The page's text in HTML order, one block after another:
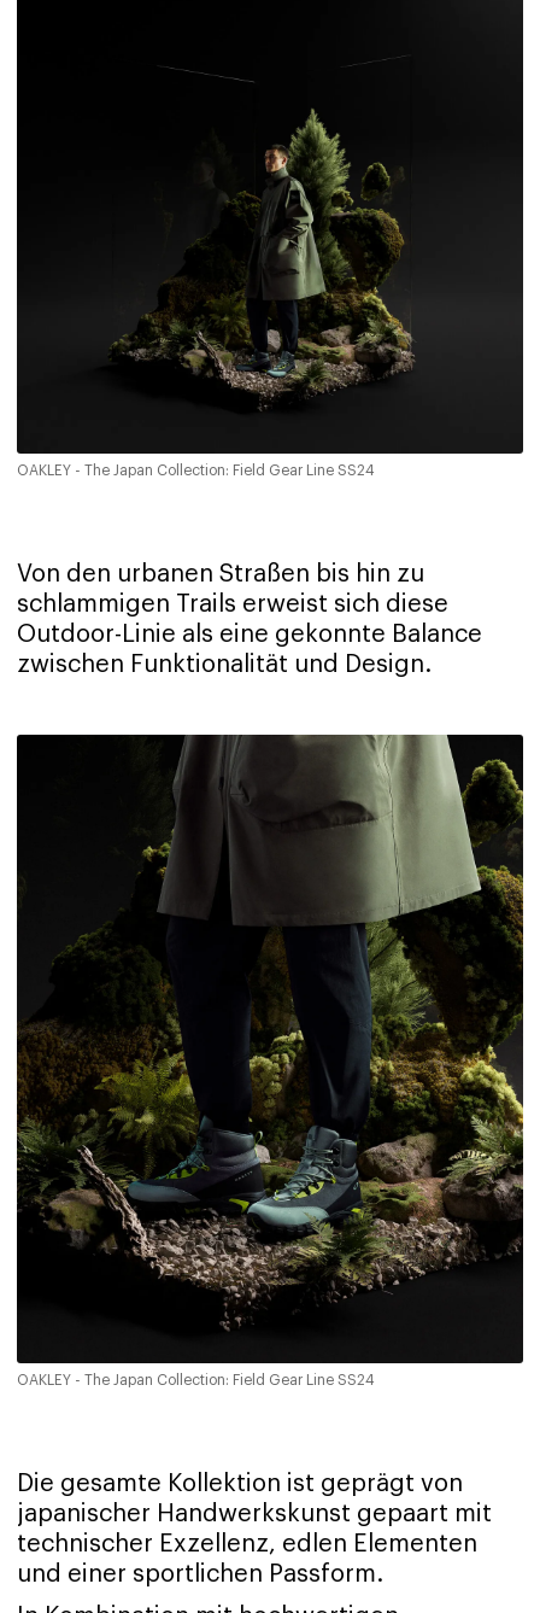
OAKLEY - The Japan Collection: Field Gear Line SS24
Von den urbanen Straßen bis hin zu
schlammigen Trails erweist sich diese
Outdoor-Linie als eine gekonnte Balance
zwischen Funktionalität und Design.
OAKLEY - The Japan Collection: Field Gear Line SS24
Die gesamte Kollektion ist geprägt von
japanischer Handwerkskunst gepaart mit
technischer Exzellenz, edlen Elementen
und einer sportlichen Passform.